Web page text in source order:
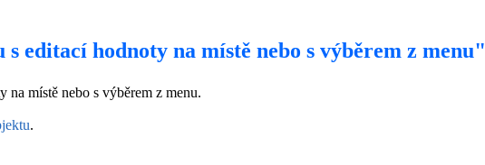
editací hodnoty na místě nebo s výběrem z menu"
na místě nebo s výběrem z menu.
.